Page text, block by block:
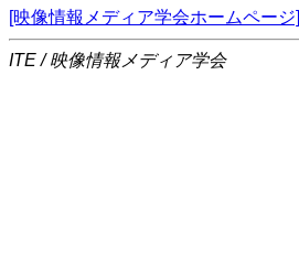
[映像情報メディア学会ホームページ]
ITE / 映像情報メディア学会